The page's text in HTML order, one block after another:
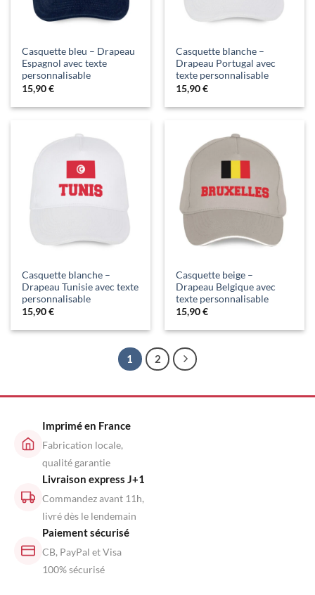
Casquette bleu – Drapeau
Espagnol avec texte
personnalisable
15,90€
Casquette blanche –
Drapeau Portugal avec
texte personnalisable
15,90€
Casquette blanche –
Drapeau Tunisie avec texte
personnalisable
15,90€
Casquette beige –
Drapeau Belgique avec
texte personnalisable
15,90€
1 2
Imprimé en France
Fabrication locale,
qualité garantie
Livraison express J+1
Commandez avant 11h,
livré dès le lendemain
Paiement sécurisé
CB, PayPal et Visa
100% sécurisé